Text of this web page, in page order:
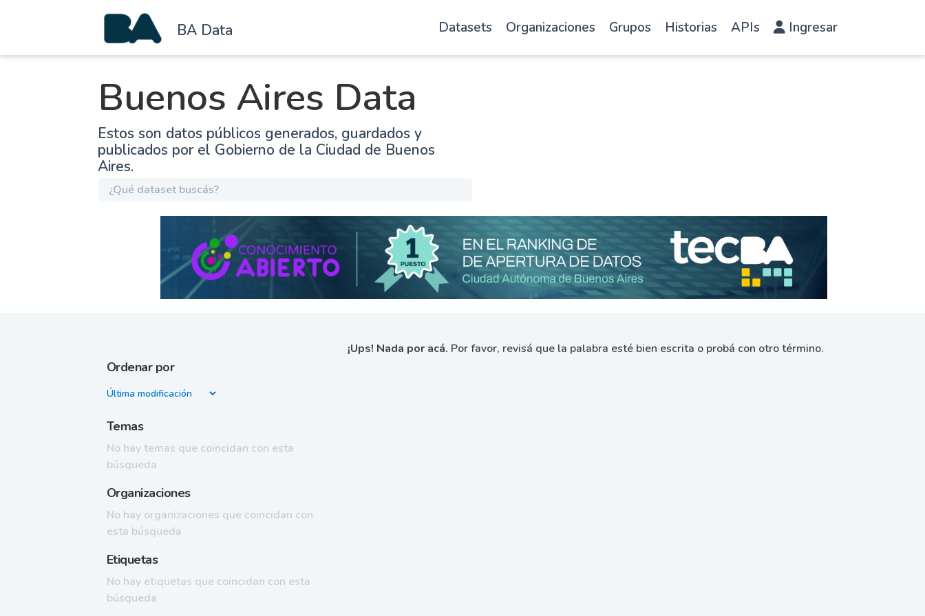
BA Data Datasets Organizaciones Grupos Historias APIs Ingresar
Buenos Aires Data
Estos son datos públicos generados, guardados y
publicados por el Gobierno de la Ciudad de Buenos
Aires.
Ordenar por
Temas
No hay temas que coincidan con esta
búsqueda
Organizaciones
No hay organizaciones que coincidan con
esta búsqueda
Etiquetas
No hay etiquetas que coincidan con esta
búsqueda
¡Ups! Nada por acá. Por favor, revisá que la palabra esté bien escrita o probá con otro término.